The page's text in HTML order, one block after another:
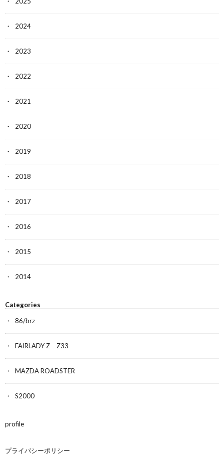
2024
2023
2022
2021
2020
2019
2018
2017
2016
2015
2014
Categories
86/brz
FAIRLADY Z Z33
MAZDA ROADSTER
S2000
profile
プライバシーポリシー